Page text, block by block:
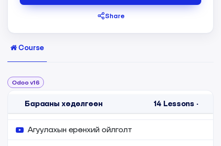
Share
Course
Odoo v16
Барааны хөдөлгөөн 14 Lessons ·
Агуулахын ерөнхий ойлголт